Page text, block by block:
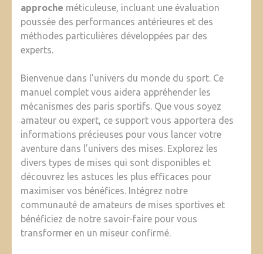
approche méticuleuse, incluant une évaluation
poussée des performances antérieures et des
méthodes particulières développées par des
experts.
Bienvenue dans l’univers du monde du sport. Ce
manuel complet vous aidera appréhender les
mécanismes des paris sportifs. Que vous soyez
amateur ou expert, ce support vous apportera des
informations précieuses pour vous lancer votre
aventure dans l’univers des mises. Explorez les
divers types de mises qui sont disponibles et
découvrez les astuces les plus efficaces pour
maximiser vos bénéfices. Intégrez notre
communauté de amateurs de mises sportives et
bénéficiez de notre savoir-faire pour vous
transformer en un miseur confirmé.